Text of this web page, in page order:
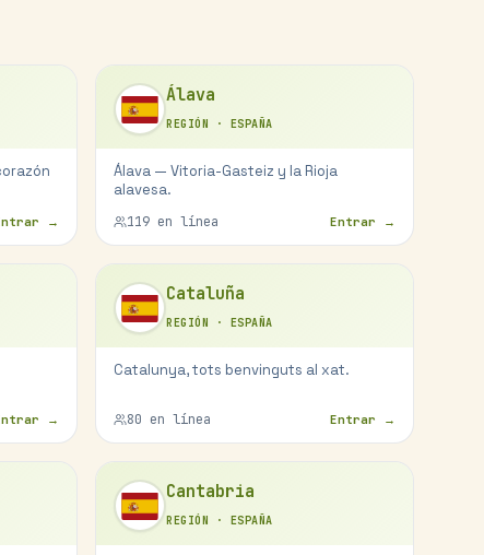
→
Álava
REGIÓN · ESPAÑA
Álava — Vitoria-Gasteiz y la Rioja
alavesa.
119 en línea Entrar →
→
Cataluña
REGIÓN · ESPAÑA
Catalunya, tots benvinguts al xat.
80 en línea Entrar →
Cantabria
REGIÓN · ESPAÑA